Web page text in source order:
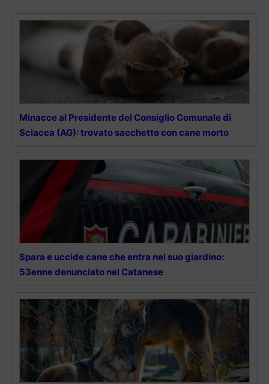
Minacce al Presidente del Consiglio Comunale di
Sciacca (AG): trovato sacchetto con cane morto
Spara e uccide cane che entra nel suo giardino:
53enne denunciato nel Catanese